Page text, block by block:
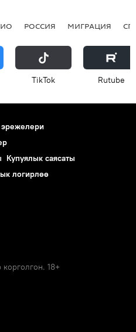
РОССИЯ МИГРАЦИЯ
ТikТоk Rutube
эрежелери
Купуялык саясаты
логирлөө
18+